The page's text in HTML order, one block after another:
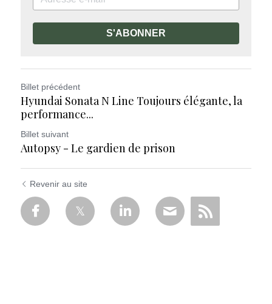
S'ABONNER
Billet précédent
Hyundai Sonata N Line Toujours élégante, la
performance...
Billet suivant
Autopsy - Le gardien de prison
Revenir au site